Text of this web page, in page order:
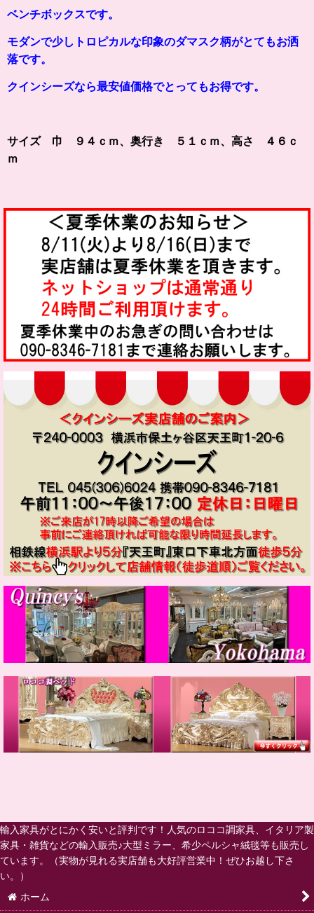
ベンチボックスです。
モダンで少しトロピカルな印象のダマスク柄がとてもお洒
落です。
クインシーズなら最安値価格でとってもお得です。
サイズ 巾 ９４ｃｍ、奥行き ５１ｃｍ、高さ ４６ｃ
ｍ
輸入家具がとにかく安いと評判です！人気のロココ調家具、イタリア製
家具・雑貨などの輸入販売♪大型ミラー、希少ペルシャ絨毯等も販売し
ています。（実物が見れる実店舗も大好評営業中！ぜひお越し下さ
い。）
ホーム